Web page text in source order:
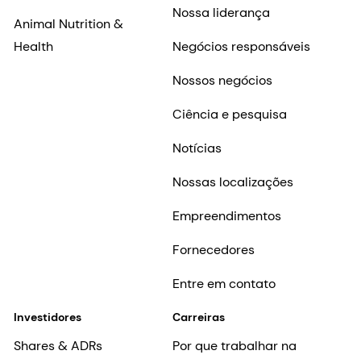
Animal Nutrition &
Health
Nossa liderança
Negócios responsáveis
Nossos negócios
Ciência e pesquisa
Notícias
Nossas localizações
Empreendimentos
Fornecedores
Entre em contato
Investidores
Shares & ADRs
Carreiras
Por que trabalhar na